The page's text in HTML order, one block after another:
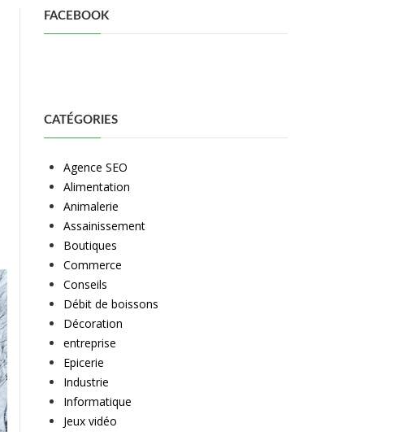
FACEBOOK
CATÉGORIES
Agence SEO
Alimentation
Animalerie
Assainissement
Boutiques
Commerce
Conseils
Débit de boissons
Décoration
entreprise
Epicerie
Industrie
Informatique
Jeux vidéo